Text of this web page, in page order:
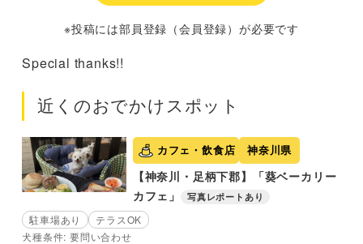
※投稿には部員登録（会員登録）が必要です
Special thanks!!
近くのおでかけスポット
カフェ・飲食店 神奈川県
【神奈川・足柄下郡】「葵ベーカリー
カフェ」
写真レポートあり
駐車場あり
テラスOK
犬種条件: 要問い合わせ